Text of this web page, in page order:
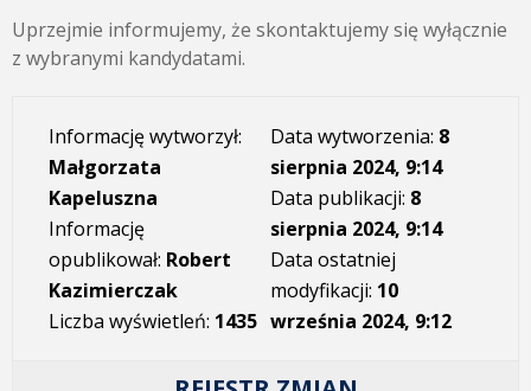
Uprzejmie informujemy, że skontaktujemy się wyłącznie
z wybranymi kandydatami.
Informację wytworzył:
Małgorzata
Kapeluszna
Informację
opublikował: Robert
Kazimierczak
Liczba wyświetleń: 1435
Data wytworzenia: 8
sierpnia 2024, 9:14
Data publikacji: 8
sierpnia 2024, 9:14
Data ostatniej
modyfikacji: 10
września 2024, 9:12